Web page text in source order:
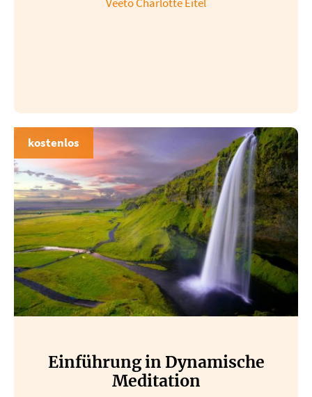
kostenlos
Einführung in Dynamische
Meditation